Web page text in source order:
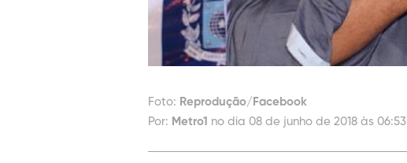
Foto: Reprodução/Facebook
Por: Metro1 no dia 08 de junho de 2018 às 06:53